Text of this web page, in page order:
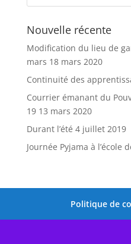
Nouvelle récente
Modification du lieu de
mars 18 mars 2020
Continuité des
Courrier émanant du
19 13 mars 2020
Durant l’été 4 juillet 2019
Journée Pyjama à l’école
Politique de